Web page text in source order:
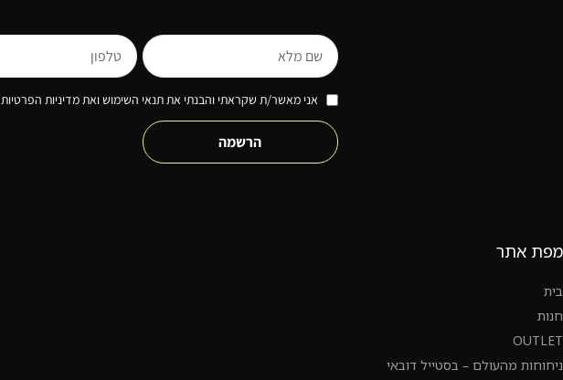
אני מאשר/ת שקראתי והבנתי את תנאי השימוש ואת מדיניות הפרטיות
הרשמה
מפת אתר
בית
חנות
OUTLET
ניחוחות מהעולם – בסטייל דובאי